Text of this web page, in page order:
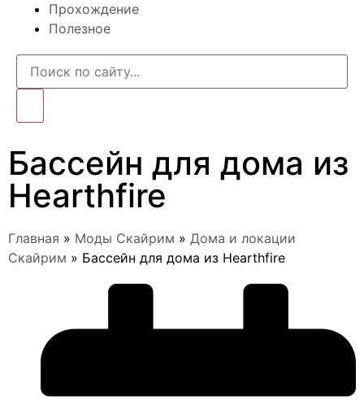
Прохождение
Полезное
Бассейн для дома из
Hearthfire
Главная » Моды Скайрим » Дома и локации
Скайрим » Бассейн для дома из Hearthfire